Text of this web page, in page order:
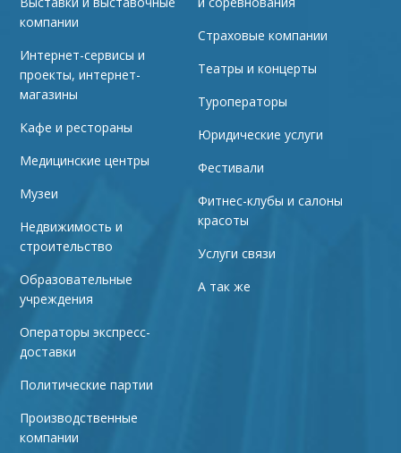
компании
Интернет-сервисы и
проекты, интернет-
магазины
Кафе и рестораны
Медицинские центры
Музеи
Недвижимость и
строительство
Образовательные
учреждения
Операторы экспресс-
доставки
Политические партии
Производственные
компании
Страховые компании
Театры и концерты
Туроператоры
Юридические услуги
Фестивали
Фитнес-клубы и салоны
красоты
Услуги связи
А так же